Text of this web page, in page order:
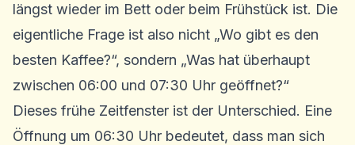
längst wieder im Bett oder beim Frühstück ist. Die
eigentliche Frage ist also nicht „Wo gibt es den
besten Kaffee?“, sondern „Was hat überhaupt
zwischen 06:00 und 07:30 Uhr geöffnet?“
Dieses frühe Zeitfenster ist der Unterschied. Eine
Öffnung um 06:30 Uhr bedeutet, dass man sich